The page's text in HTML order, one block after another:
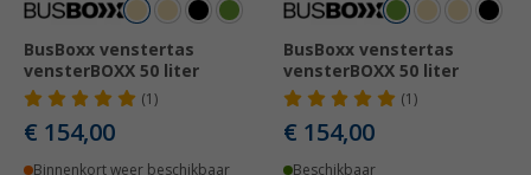
BusBoxx venstertas
vensterBOXX 50 liter
(1)
€ 154,00
Binnenkort weer beschikbaar
BusBoxx venstertas
vensterBOXX 50 liter
(1)
€ 154,00
Beschikbaar